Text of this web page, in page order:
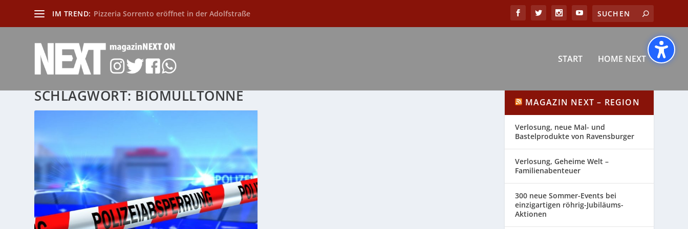
IM TREND: Pizzeria Sorrento eröffnet in der Adolfstraße
START HOME NEXT
SCHLAGWORT:BIOMÜLLTONNE MAGAZIN NEXT – REGION
Verlosung, neue Mal- und
Bastelprodukte von Ravensburger
Verlosung, Geheime Welt –
Familienabenteuer
300 neue Sommer-Events bei
einzigartigen röhrig-Jubiläums-
Aktionen